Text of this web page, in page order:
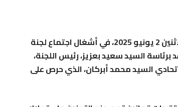
شارك عضوات وأعضاء الفريق الاشتراكي – المعارضة الاتحادية، يوم الاثنين 2 يونيو 2025، في أشغال اجتماع لجنة
السيد سعيد بعزيز، رئيس اللجنة،
السيد محمد أبركان، الذي حرص على